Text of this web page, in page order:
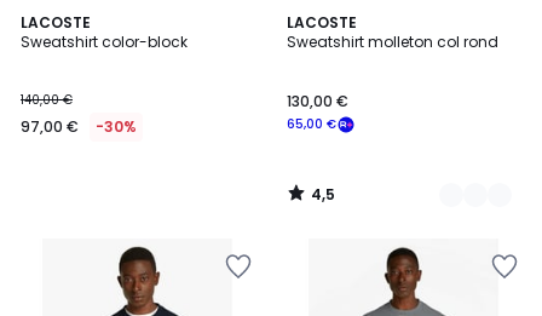
LACOSTE
Sweatshirt color-block
140,00 €
97,00 € -30%
LACOSTE
Sweatshirt molleton col rond
65,00 €
130,00 €
4,5
/ 5
3
Couleurs
4,5
/